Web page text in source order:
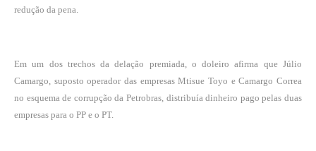
redução da pena.
Em um dos trechos da delação premiada, o doleiro afirma que Júlio
Camargo, suposto operador das empresas Mtisue Toyo e Camargo Correa
no esquema de corrupção da Petrobras, distribuía dinheiro pago pelas duas
empresas para o PP e o PT.